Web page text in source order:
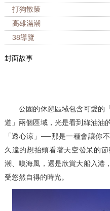
打狗散策
高雄滿潮
38導覽
封面故事
公園的休憩區域包含可愛的「
道」兩個區域，光是看到綠油油
「透心涼」──那是一種會讓你
久違的想抬頭看著天空發呆的
潮、嗅海風，還是欣賞大船入港
受悠然自得的時光。